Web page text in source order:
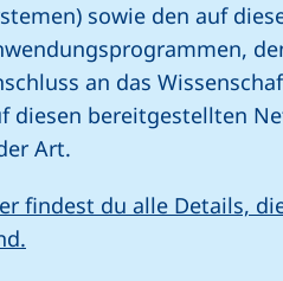
sowie den auf
an das
diesen bereitgestellten
Art.
findest du alle Details,